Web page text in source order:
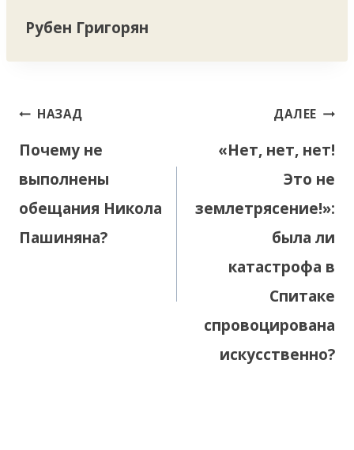
Рубен Григорян
Навигация
записям
НАЗАД
Почему не
выполнены
обещания Никола
Пашиняна?
ДАЛЕЕ
«Нет, нет, нет!
Это не
землетрясение!»:
была ли
катастрофа в
Спитаке
спровоцирована
искусственно?